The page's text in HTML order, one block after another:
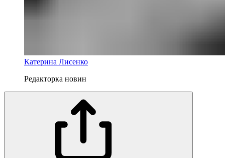
Катерина Лисенко
Редакторка новин